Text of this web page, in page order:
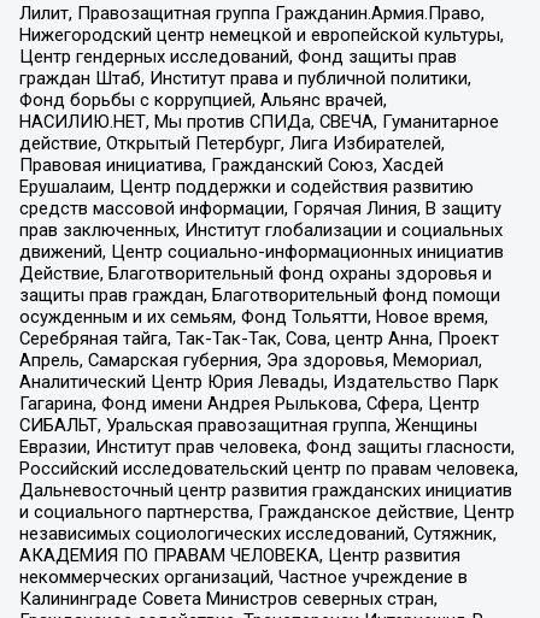
Лилит, Правозащитная группа Гражданин.Армия.Право,
Нижегородский центр немецкой и европейской культуры,
Центр гендерных исследований, Фонд защиты прав
граждан Штаб, Институт права и публичной политики,
Фонд борьбы с коррупцией, Альянс врачей,
НАСИЛИЮ.НЕТ, Мы против СПИДа, СВЕЧА, Гуманитарное
действие, Открытый Петербург, Лига Избирателей,
Правовая инициатива, Гражданский Союз, Хасдей
Ерушалаим, Центр поддержки и содействия развитию
средств массовой информации, Горячая Линия, В защиту
прав заключенных, Институт глобализации и социальных
движений, Центр социально-информационных инициатив
Действие, Благотворительный фонд охраны здоровья и
защиты прав граждан, Благотворительный фонд помощи
осужденным и их семьям, Фонд Тольятти, Новое время,
Серебряная тайга, Так-Так-Так, Сова, центр Анна, Проект
Апрель, Самарская губерния, Эра здоровья, Мемориал,
Аналитический Центр Юрия Левады, Издательство Парк
Гагарина, Фонд имени Андрея Рылькова, Сфера, Центр
СИБАЛЬТ, Уральская правозащитная группа, Женщины
Евразии, Институт прав человека, Фонд защиты гласности,
Российский исследовательский центр по правам человека,
Дальневосточный центр развития гражданских инициатив
и социального партнерства, Гражданское действие, Центр
независимых социологических исследований, Сутяжник,
АКАДЕМИЯ ПО ПРАВАМ ЧЕЛОВЕКА, Центр развития
некоммерческих организаций, Частное учреждение в
Калининграде Совета Министров северных стран,